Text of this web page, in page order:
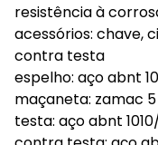
resistência à
acessórios: chave,
contra testa
espelho: aço abnt
maçaneta: zamac 5
testa: aço abnt